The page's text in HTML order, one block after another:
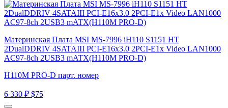
Материнская Плата MSI MS-7996 iH110 S1151 HT
2DualDDRIV 4SATAIII PCI-E16x3.0 2PCI-E1x Video LAN1000
AC97-8ch 2USB3 mATX(H110M PRO-D)
H110M PRO-D парт. номер
6 330 ₽ $75